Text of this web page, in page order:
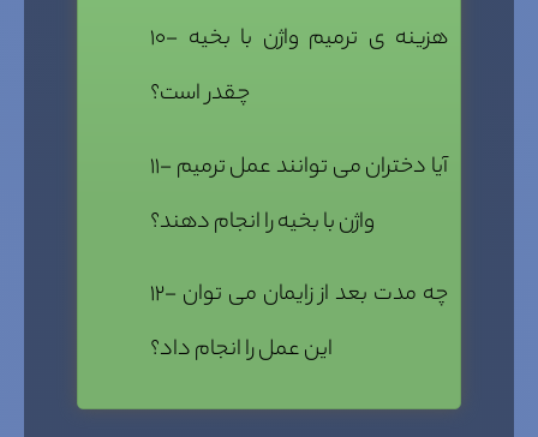
۱۰- هزینه ی ترمیم واژن با بخیه
چقدر است؟
۱۱- آیا دختران می توانند عمل ترمیم
واژن با بخیه را انجام دهند؟
۱۲- چه مدت بعد از زایمان می توان
این عمل را انجام داد؟